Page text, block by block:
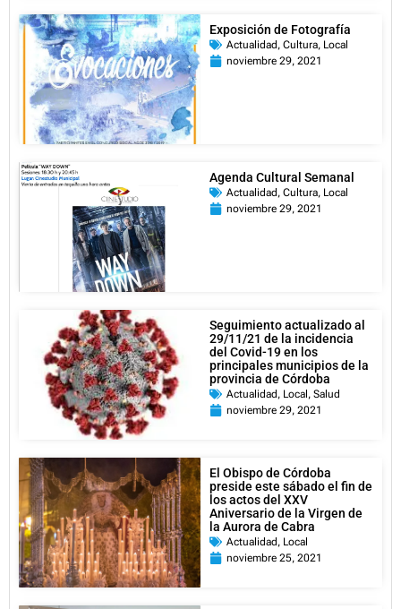
Exposición de Fotografía
Actualidad , Cultura, Local
noviembre 29, 2021
Agenda Cultural Semanal
Actualidad , Cultura, Local
noviembre 29, 2021
Seguimiento actualizado al
29/11/21 de la incidencia
del Covid-19 en los
principales municipios de la
provincia de Córdoba
Actualidad , Local , Salud
noviembre 29, 2021
El Obispo de Córdoba
preside este sábado el fin de
los actos del XXV
Aniversario de la Virgen de
la Aurora de Cabra
Actualidad , Local
noviembre 25, 2021